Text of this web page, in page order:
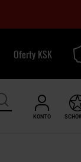
Oferty KSK
KONTO